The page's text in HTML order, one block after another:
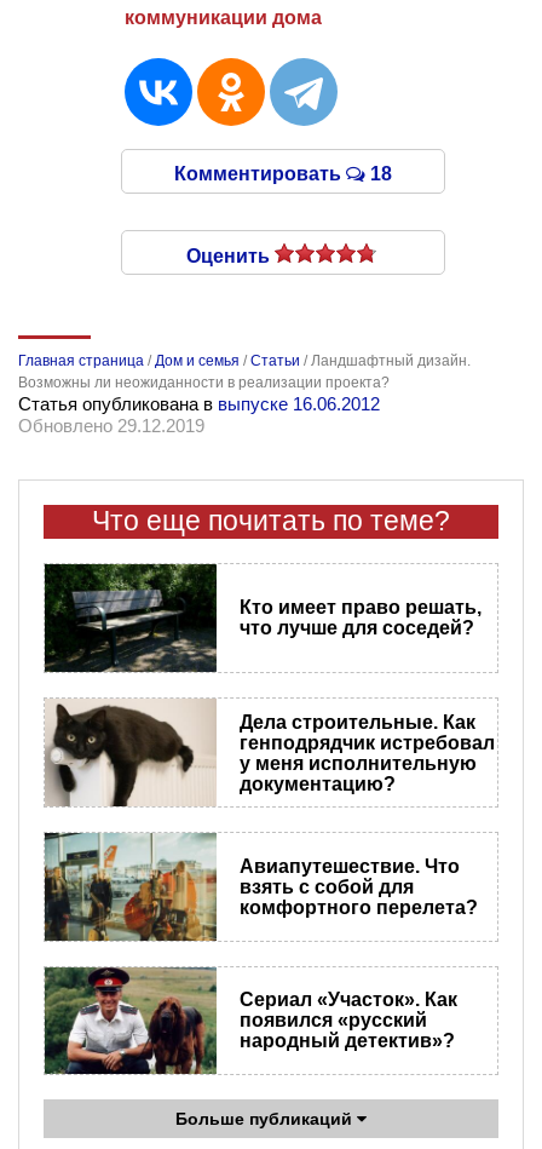
коммуникации дома
Комментировать 18
Оценить
Главная страница /Дом и семья /Статьи /Ландшафтный дизайн.
Возможны ли неожиданности в реализации проекта?
Статья опубликована в выпуске 16.06.2012
Обновлено 29.12.2019
Что еще почитать по теме?
Кто имеет право решать,
что лучше для соседей?
Дела строительные. Как
генподрядчик истребовал
у меня исполнительную
документацию?
Авиапутешествие. Что
взять с собой для
комфортного перелета?
Сериал «Участок». Как
появился «русский
народный детектив»?
Больше публикаций